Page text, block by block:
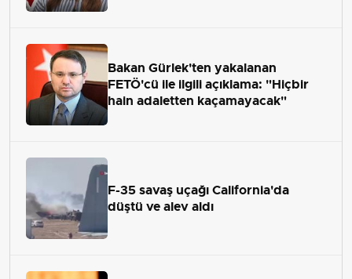
Bakan Gürlek'ten yakalanan
FETÖ'cü ile ilgili açıklama: "Hiçbir
hain adaletten kaçamayacak"
F-35 savaş uçağı California'da
düştü ve alev aldı